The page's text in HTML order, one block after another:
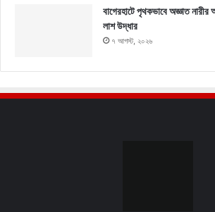
বাগেরহাটে পৃথকভাবে অজ্ঞাত
লাশ উদ্ধার
৭ আগস্ট, ২০২৬